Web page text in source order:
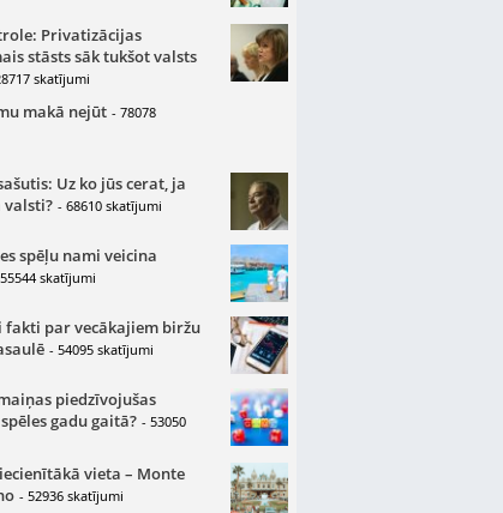
Privatizācijas
stāsts sāk tukšot valsts
skatījumi
makā nejūt - 78078
Uz ko jūs cerat, ja
- 68610 skatījumi
spēļu nami veicina
skatījumi
fakti par vecākajiem biržu
- 54095 skatījumi
piedzīvojušas
gadu gaitā? - 53050
vieta – Monte
- 52936 skatījumi